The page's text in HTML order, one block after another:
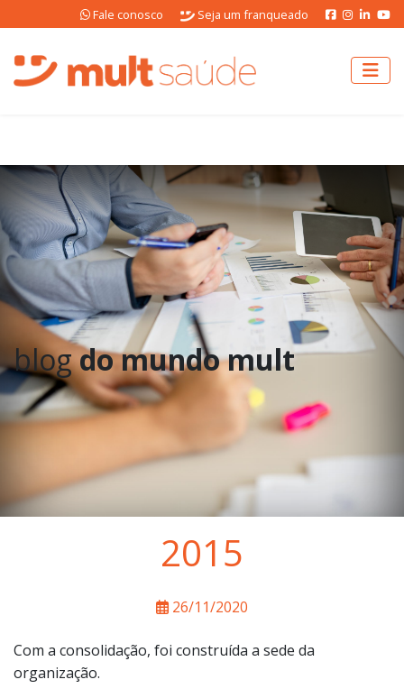
Fale conosco Seja um franqueado
blogdo mundo mult
2015
26/11/2020
Com a consolidação, foi construída a sede da
organização.